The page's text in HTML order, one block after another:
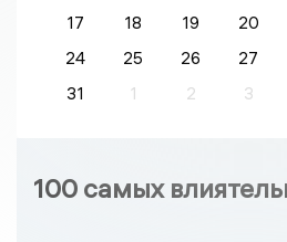
17
18 19 20
24
25 26 27
31
1 2 3
100 самых